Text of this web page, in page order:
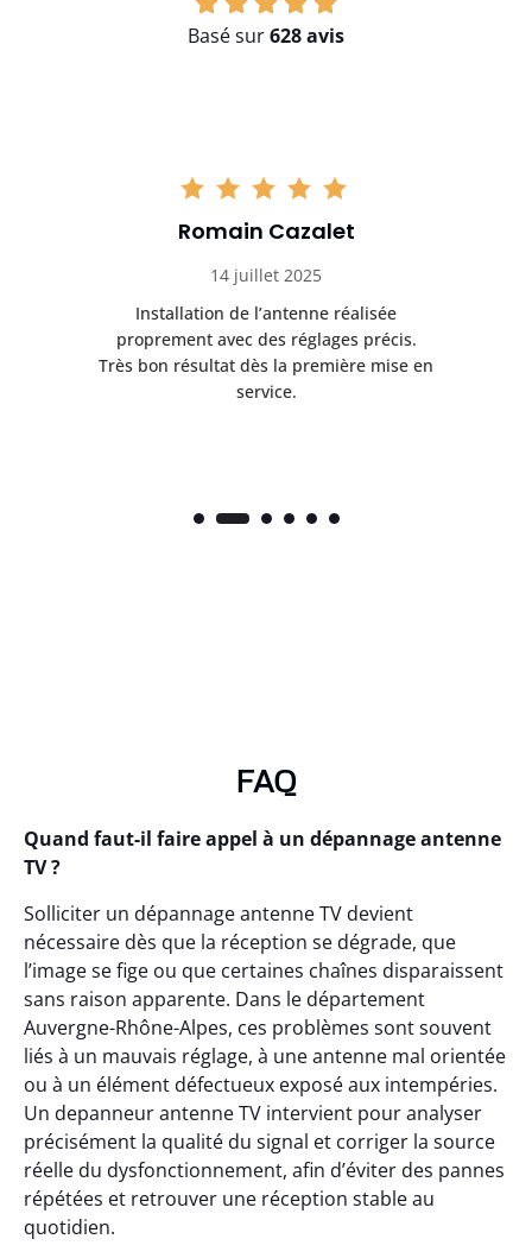
Basé sur628 avis
Romain Cazalet
14 juillet 2025
Installation de l’antenne réalisée
proprement avec des réglages précis.
Très bon résultat dès la première mise en
service.
FAQ
Quand faut-il faire appel à un dépannage antenne
TV ?
Solliciter un dépannage antenne TV devient
nécessaire dès que la réception se dégrade, que
l’image se fige ou que certaines chaînes disparaissent
sans raison apparente. Dans le département
Auvergne-Rhône-Alpes, ces problèmes sont souvent
liés à un mauvais réglage, à une antenne mal orientée
ou à un élément défectueux exposé aux intempéries.
Un depanneur antenne TV intervient pour analyser
précisément la qualité du signal et corriger la source
réelle du dysfonctionnement, afin d’éviter des pannes
répétées et retrouver une réception stable au
quotidien.